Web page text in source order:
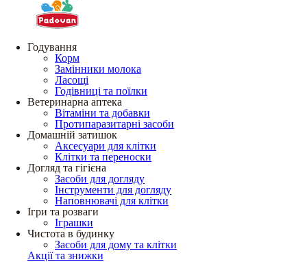
Годування
Корм
Замінники молока
Ласощі
Годівниці та поїлки
Ветеринарна аптека
Вітаміни та добавки
Протипаразитарні засоби
Домашній затишок
Аксесуари для клітки
Клітки та переноски
Догляд та гігієна
Засоби для догляду
Інструменти для догляду
Наповнювачі для клітки
Ігри та розваги
Іграшки
Чистота в будинку
Засоби для дому та клітки
Акції та знижки